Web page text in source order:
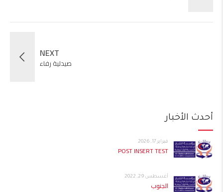
NEXT
صيدلية رفاء
أحدث الأخبار
فبراير 17, 2026
POST INSERT TEST
أغسطس 29, 2022
الجنوب